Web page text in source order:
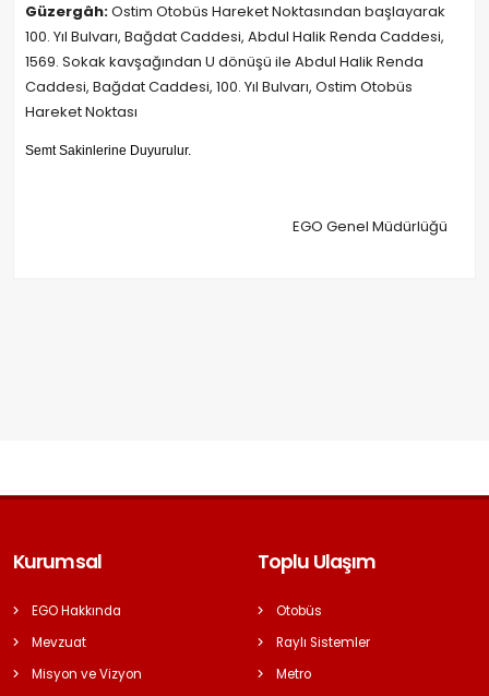
Güzergâh:Ostim Otobüs Hareket Noktasından başlayarak
100. Yıl Bulvarı, Bağdat Caddesi, Abdul Halik Renda Caddesi,
1569. Sokak kavşağından U dönüşü ile Abdul Halik Renda
Caddesi, Bağdat Caddesi, 100. Yıl Bulvarı, Ostim Otobüs
Hareket Noktası
Semt Sakinlerine Duyurulur.
EGO Genel Müdürlüğü
Kurumsal
EGO Hakkında
Mevzuat
Misyon ve Vizyon
Toplu Ulaşım
Otobüs
Raylı Sistemler
Metro